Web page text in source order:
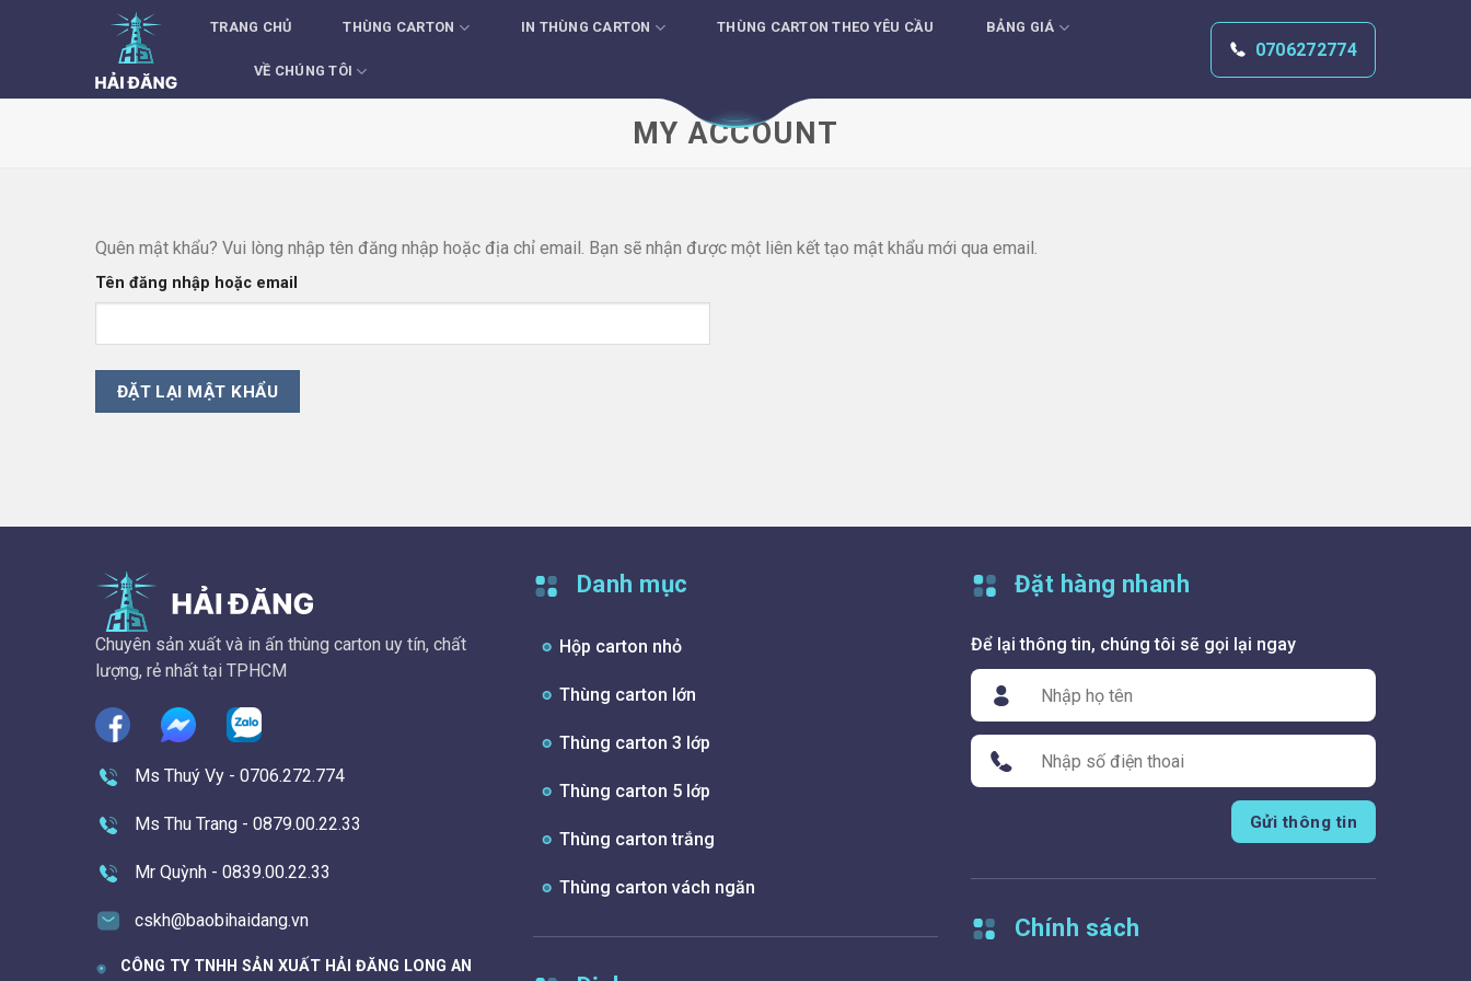
TRANG CHỦ THÙNG CARTON IN THÙNG CARTON THÙNG CARTON THEO YÊU CẦU BẢNG GIÁ
VỀ CHÚNG TÔI
0706272774
MY ACCOUNT
Quên mật khẩu? Vui lòng nhập tên đăng nhập hoặc địa chỉ email. Bạn sẽ nhận được một liên kết tạo mật khẩu mới qua email.
Tên đăng nhập hoặc email
ĐẶT LẠI MẬT KHẨU
Chuyên sản xuất và in ấn thùng carton uy tín, chất
lượng, rẻ nhất tại TPHCM
Ms Thuý Vy - 0706.272.774
Ms Thu Trang - 0879.00.22.33
Mr Quỳnh - 0839.00.22.33
cskh@baobihaidang.vn
CÔNG TY TNHH SẢN XUẤT HẢI ĐĂNG LONG AN
Danh mục
Hộp carton nhỏ
Thùng carton lớn
Thùng carton 3 lớp
Thùng carton 5 lớp
Thùng carton trắng
Thùng carton vách ngăn
Đặt hàng nhanh
Để lại thông tin, chúng tôi sẽ gọi lại ngay
Gửi thông tin
Chính sách